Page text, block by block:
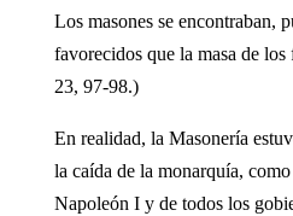
Los masones se encontraban,
favorecidos que la masa de los
23, 97-98.)
En realidad, la Masonería
la caída de la monarquía,
Napoleón I y de todos los